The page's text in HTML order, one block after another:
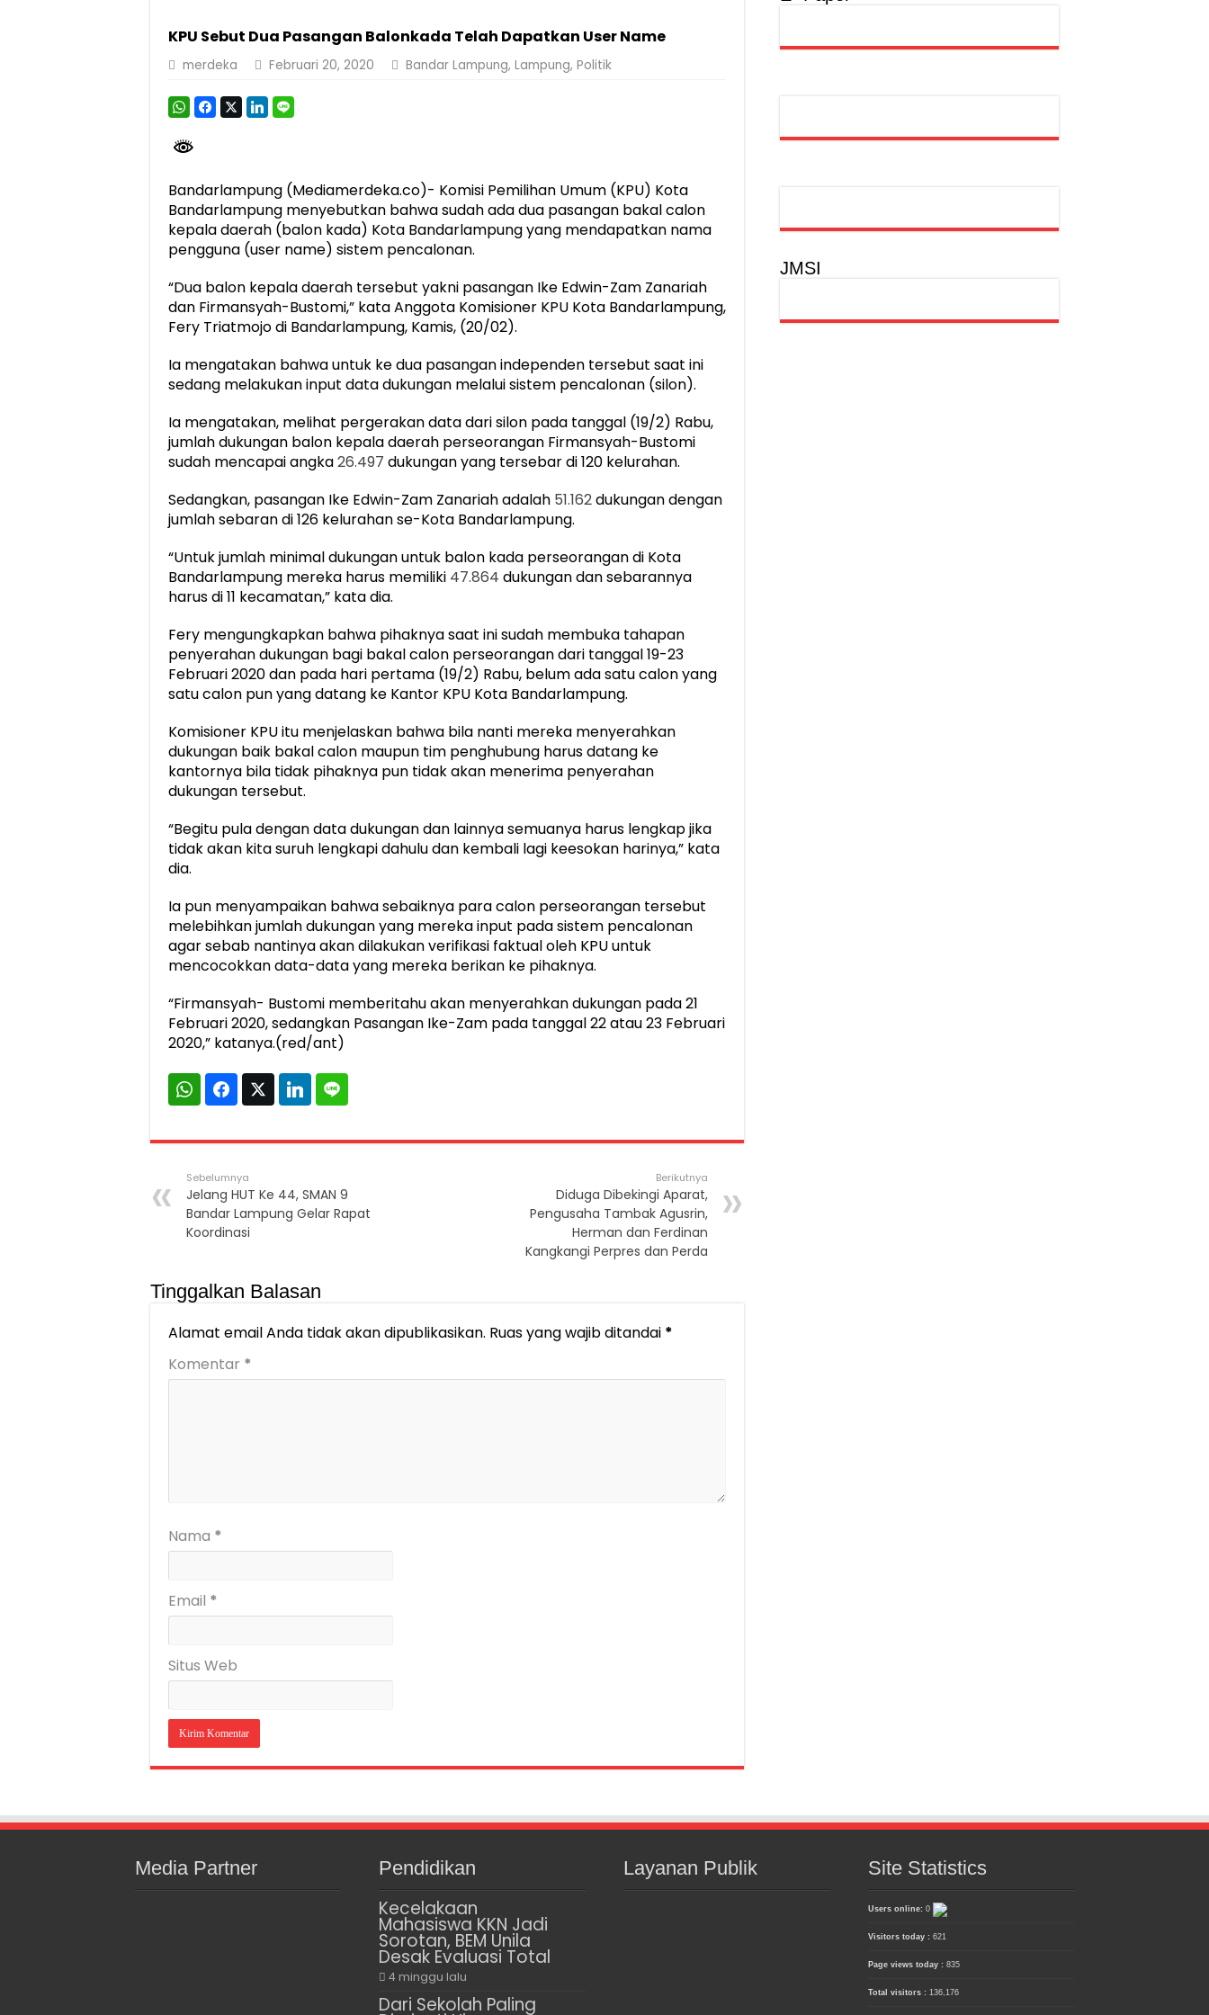
Purnama Wulan Sari Mirza Buka SiSeSa Roadshow Lampung 2026, Dorong Kolaborasi Industri Kreatif dan Fashion Muslim
KPU Sebut Dua Pasangan Balonkada Telah Dapatkan User Name
merdeka Februari 20, 2020 Bandar Lampung, Lampung, Politik
Bandarlampung (Mediamerdeka.co)- Komisi Pemilihan Umum (KPU) Kota
Bandarlampung menyebutkan bahwa sudah ada dua pasangan bakal calon
kepala daerah (balon kada) Kota Bandarlampung yang mendapatkan nama
pengguna (user name) sistem pencalonan.
“Dua balon kepala daerah tersebut yakni pasangan Ike Edwin-Zam Zanariah
dan Firmansyah-Bustomi,” kata Anggota Komisioner KPU Kota Bandarlampung,
Fery Triatmojo di Bandarlampung, Kamis, (20/02).
Ia mengatakan bahwa untuk ke dua pasangan independen tersebut saat ini
sedang melakukan input data dukungan melalui sistem pencalonan (silon).
Ia mengatakan, melihat pergerakan data dari silon pada tanggal (19/2) Rabu,
jumlah dukungan balon kepala daerah perseorangan Firmansyah-Bustomi
sudah mencapai angka26.497 dukungan yang tersebar di 120 kelurahan.
Sedangkan, pasangan Ike Edwin-Zam Zanariah adalah 51.162dukungan dengan
jumlah sebaran di 126 kelurahan se-Kota Bandarlampung.
“Untuk jumlah minimal dukungan untuk balon kada perseorangan di Kota
Bandarlampung mereka harus memiliki 47.864 dukungan dan sebarannya
harus di 11 kecamatan,” kata dia.
Fery mengungkapkan bahwa pihaknya saat ini sudah membuka tahapan
penyerahan dukungan bagi bakal calon perseorangan dari tanggal 19-23
Februari 2020 dan pada hari pertama (19/2) Rabu, belum ada satu calon yang
satu calon pun yang datang ke Kantor KPU Kota Bandarlampung.
Komisioner KPU itu menjelaskan bahwa bila nanti mereka menyerahkan
dukungan baik bakal calon maupun tim penghubung harus datang ke
kantornya bila tidak pihaknya pun tidak akan menerima penyerahan
dukungan tersebut.
“Begitu pula dengan data dukungan dan lainnya semuanya harus lengkap jika
tidak akan kita suruh lengkapi dahulu dan kembali lagi keesokan harinya,” kata
dia.
Ia pun menyampaikan bahwa sebaiknya para calon perseorangan tersebut
melebihkan jumlah dukungan yang mereka input pada sistem pencalonan
agar sebab nantinya akan dilakukan verifikasi faktual oleh KPU untuk
mencocokkan data-data yang mereka berikan ke pihaknya.
“Firmansyah- Bustomi memberitahu akan menyerahkan dukungan pada 21
Februari 2020, sedangkan Pasangan Ike-Zam pada tanggal 22 atau 23 Februari
2020,” katanya.(red/ant)
Sebelumnya
Jelang HUT Ke 44, SMAN 9
Bandar Lampung Gelar Rapat
Koordinasi
Berikutnya
Diduga Dibekingi Aparat,
Pengusaha Tambak Agusrin,
Herman dan Ferdinan
Kangkangi Perpres dan Perda
Tinggalkan Balasan
Alamat email Anda tidak akan dipublikasikan. Ruas yang wajib ditandai *
Komentar *
Nama *
Email *
Situs Web
JMSI
Media Partner Pendidikan
Kecelakaan
Mahasiswa KKN Jadi
Sorotan, BEM Unila
Desak Evaluasi Total
4 minggu lalu
Dari Sekolah Paling
Layanan Publik Site Statistics
Users online: 0
Visitors today : 621
Page views today : 835
Total visitors : 136,176